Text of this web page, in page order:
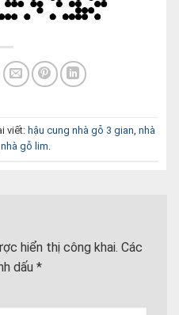
viết: hậu cung nhà gỗ 3 gian nhà
nhà gỗ lim
hiển thị công khai. Các
dấu *